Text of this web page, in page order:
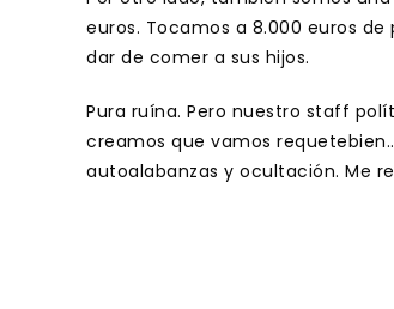
euros. Tocamos a 8.000 euros
dar de comer a sus hijos.
Pura ruína. Pero nuestro staff
creamos que vamos
autoalabanzas y ocultación. Me